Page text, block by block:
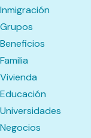
Inmigración
Grupos
Beneficios
Familia
Vivienda
Educación
Universidades
Negocios